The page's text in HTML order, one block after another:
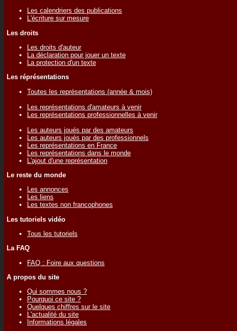
Les calendriers des publications
L'écriture sur mesure
Les droits
Les droits d'auteur
La déclaration pour jouer un texte
La protection d'un texte
Les réprésentations
Toutes les représentations (année & mois)
Les représentations d'amateurs à venir
Les représentations professionnelles à venir
Les auteurs joués par des amateurs
Les auteurs joués par des professionnels
Les représentations en France
Les représentations dans le monde
L'ajout d'une représentation
Le reste du monde
Les annonces
Les liens
Les textes non francophones
Les tutoriels vidéo
Tous les tutoriels
La FAQ
FAQ : Foire aux questions
A propos du site
Qui sommes nous ?
Pourquoi ce site ?
Quelques chiffres sur le site
L'actualité du site
Informations légales